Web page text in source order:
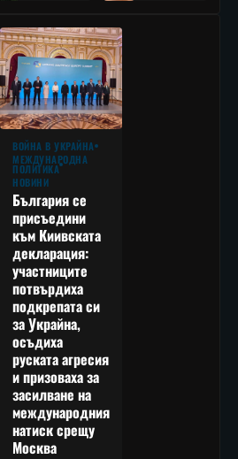
ВОЙНА В УКРАЙНА
МЕЖДУНАРОДНА
ПОЛИТИКА
НОВИНИ
България се
присъедини
към Киивската
декларация:
участниците
потвърдиха
подкрепата си
за Украйна,
осъдиха
руската агресия
и призоваха за
засилване на
международния
натиск срещу
Москва